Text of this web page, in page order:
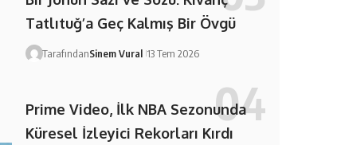
Tatlıtuğ’a Geç Kalmış Bir Övgü
TarafındanSinem Vural 13 Tem 2026
Prime Video, İlk NBA Sezonunda
Küresel İzleyici Rekorları Kırdı